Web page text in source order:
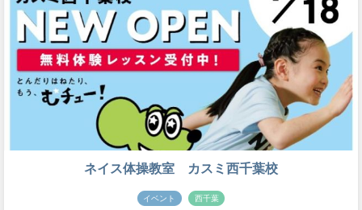
ネイス体操教室 カスミ西千葉校
イベント 西千葉